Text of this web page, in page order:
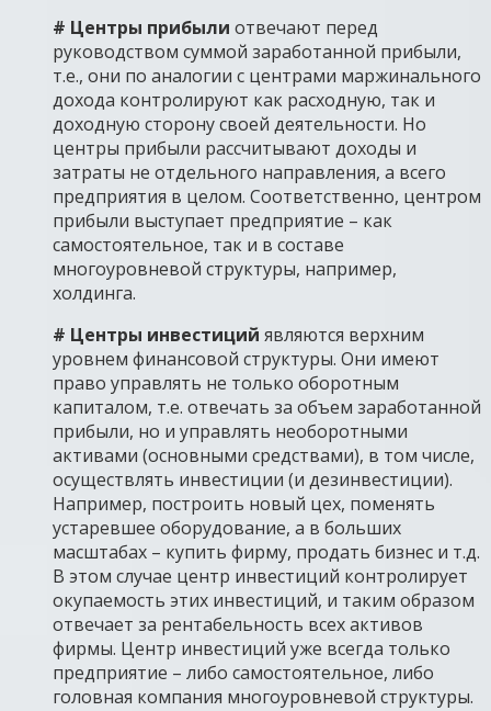
# Центры прибыли отвечают перед
руководством суммой заработанной прибыли,
т.е., они по аналогии с центрами маржинального
дохода контролируют как расходную, так и
доходную сторону своей деятельности. Но
центры прибыли рассчитывают доходы и
затраты не отдельного направления, а всего
предприятия в целом. Соответственно, центром
прибыли выступает предприятие – как
самостоятельное, так и в составе
многоуровневой структуры, например,
холдинга.
# Центры инвестиций являются верхним
уровнем финансовой структуры. Они имеют
право управлять не только оборотным
капиталом, т.е. отвечать за объем заработанной
прибыли, но и управлять необоротными
активами (основными средствами), в том числе,
осуществлять инвестиции (и дезинвестиции).
Например, построить новый цех, поменять
устаревшее оборудование, а в больших
масштабах – купить фирму, продать бизнес и т.д.
В этом случае центр инвестиций контролирует
окупаемость этих инвестиций, и таким образом
отвечает за рентабельность всех активов
фирмы. Центр инвестиций уже всегда только
предприятие – либо самостоятельное, либо
головная компания многоуровневой структуры.